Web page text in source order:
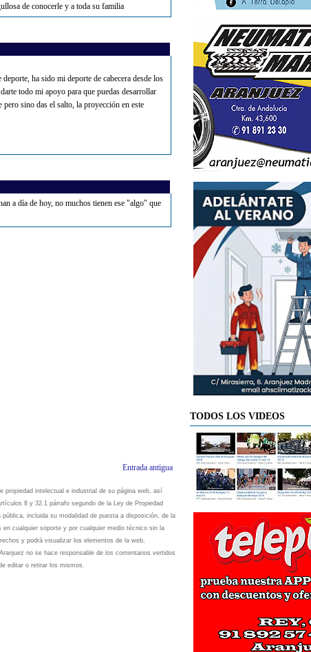
de conocerle y a toda su familia
ha sido mi deporte de cabecera desde los
todo mi apoyo para que puedas desarrollar
sino das el salto, la proyección en este
a día de hoy, no muchos tienen ese "algo" que
Entrada antigua
intelectual e industrial de su página web, así
8 y 32.1 párrafo segundo de la Ley de Propiedad
incluida su modalidad de puesta a disposición, de la
cualquier soporte y por cualquier medio técnico sin la
y podrá visualizar los elementos de la web,
no se hace responsable de los comentarios vertidos
editar o retirar los mismos.
TODOS LOS VIDEOS